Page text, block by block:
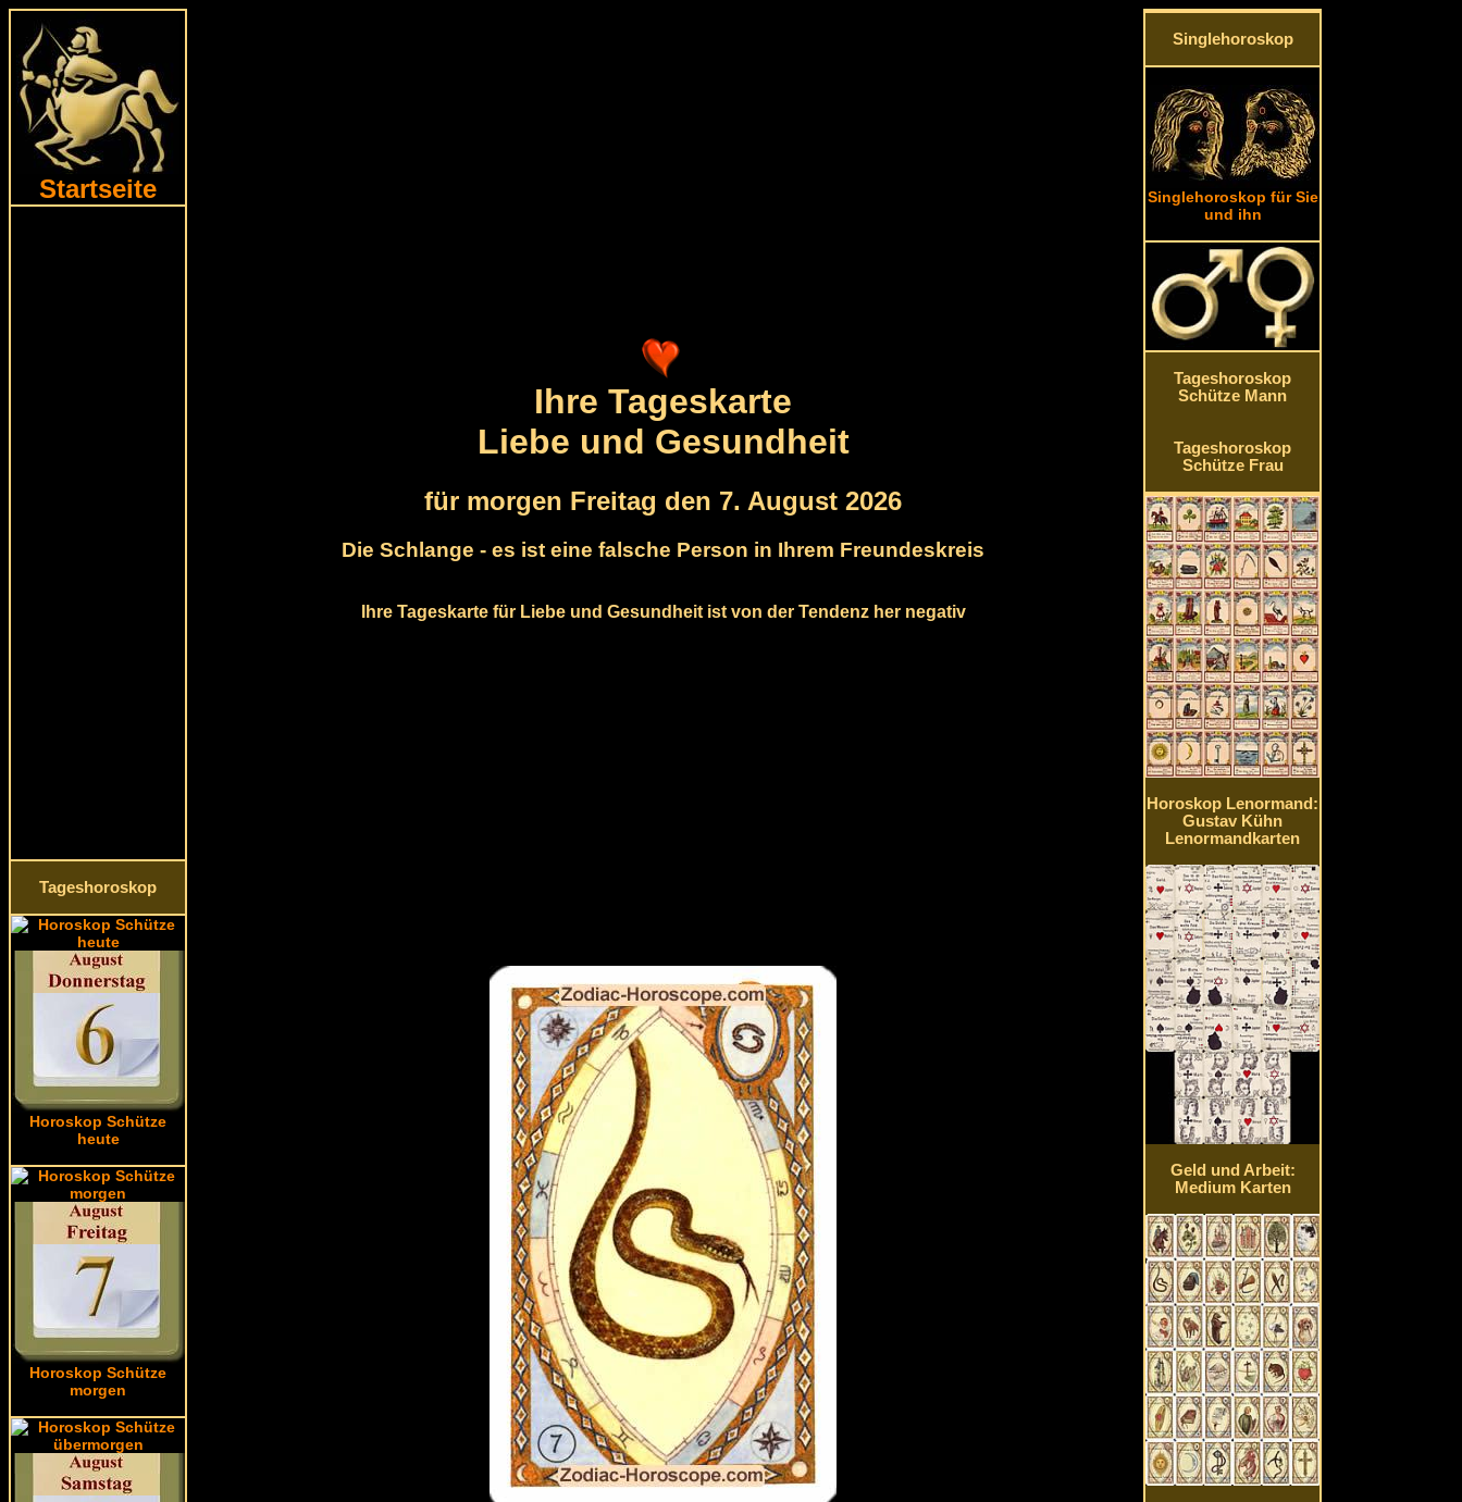
Startseite
Tageshoroskop
Horoskop Schütze
heute
Horoskop Schütze
morgen
Ihre Tageskarte
Liebe und Gesundheit
für morgen Freitag den 7. August 2026
Die Schlange - es ist eine falsche Person in Ihrem Freundeskreis
Ihre Tageskarte für Liebe und Gesundheit ist von der Tendenz her negativ
Singlehoroskop
Singlehoroskop für Sie
und ihn
Tageshoroskop
Schütze Mann
Tageshoroskop
Schütze Frau
Horoskop Lenormand:
Gustav Kühn
Lenormandkarten
Geld und Arbeit:
Medium Karten